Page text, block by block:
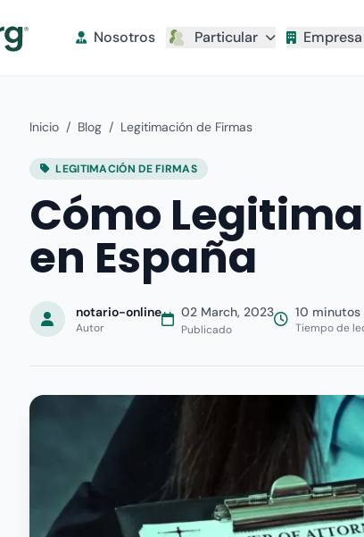
Nosotros Particular Empresa
Inicio / Blog / Legitimación de Firmas
LEGITIMACIÓN DE FIRMAS
Cómo
en España
notario-online
Autor
02 March, 2023
Publicado
10 minutos
Tiempo de